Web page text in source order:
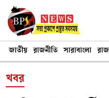
জাতীয় রাজনীতি সারাবাংলা
খবর